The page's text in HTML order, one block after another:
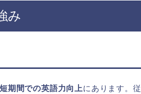
み
期間での英語力向上にあります。従